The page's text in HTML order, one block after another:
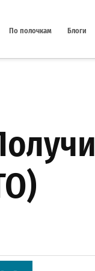
По полочкам Блоги